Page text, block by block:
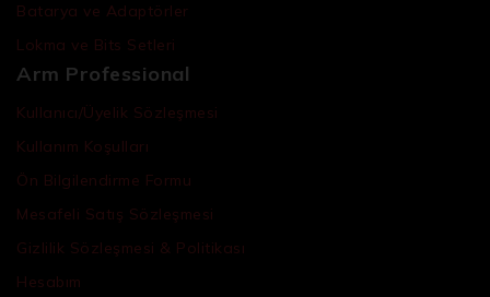
Batarya ve Adaptörler
Lokma ve Bits Setleri
Arm Professional
Kullanıcı/Üyelik Sözleşmesi
Kullanım Koşulları
Ön Bilgilendirme Formu
Mesafeli Satış Sözleşmesi
Gizlilik Sözleşmesi & Politikası
Hesabım